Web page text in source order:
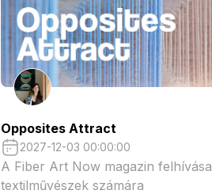
Opposites Attract
2027-12-03 00:00:00
A Fiber Art Now magazin felhívása
textilművészek számára